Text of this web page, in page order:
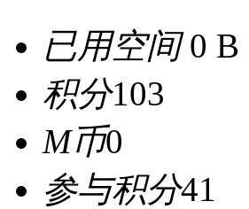
已用空间0 B
积分103
M币0
参与积分41